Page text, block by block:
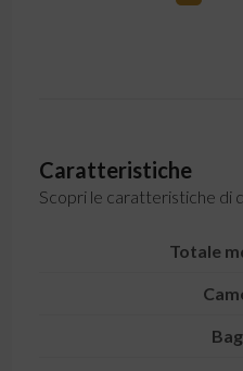
Caratteristiche
Scopri le caratteristiche di
Totale